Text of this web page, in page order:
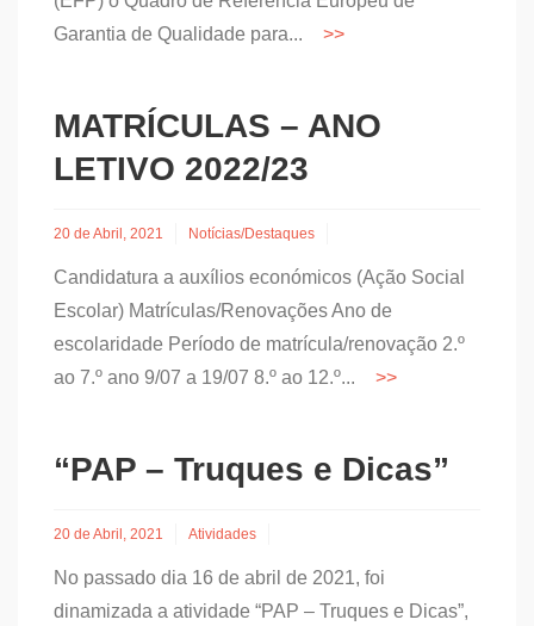
Garantia de Qualidade para...
MATRÍCULAS – ANO
LETIVO 2022/23
20 de Abril, 2021 Notícias/Destaques
Candidatura a auxílios económicos (Ação Social
Escolar) Matrículas/Renovações Ano de
escolaridade Período de matrícula/renovação 2.º
ao 7.º ano 9/07 a 19/07 8.º ao 12.º...
“PAP – Truques e Dicas”
20 de Abril, 2021 Atividades
No passado dia 16 de abril de 2021, foi
dinamizada a atividade “PAP – Truques e Dicas”,